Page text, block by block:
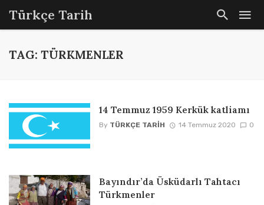
Türkçe Tarih
TAG: TÜRKMENLER
14 Temmuz 1959 Kerkük katliamı
By TÜRKÇE TARIH 14 Temmuz 2020 0
Bayındır’da Üsküdarlı Tahtacı
Türkmenler